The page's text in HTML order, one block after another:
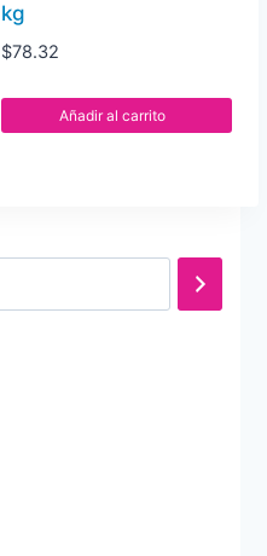
kg
$78.32
Añadir al carrito